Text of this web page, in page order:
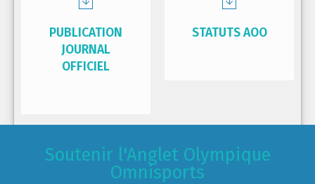
PUBLICATION
JOURNAL
OFFICIEL
STATUTS AOO
Soutenir l'Anglet Olympique
Omnisports